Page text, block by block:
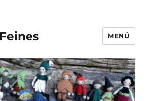
MENÜ